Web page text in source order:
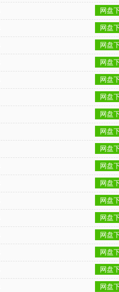
网盘
网盘
网盘
网盘
网盘
网盘
网盘
网盘
网盘
网盘
网盘
网盘
网盘
网盘
网盘
网盘
网盘